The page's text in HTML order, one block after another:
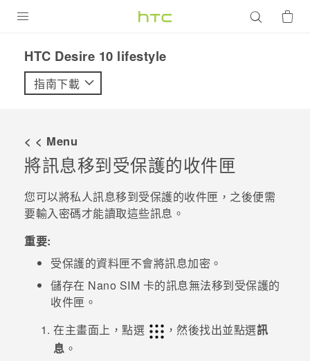
VIVE
配件
優惠專區
焦點訊息
校園專案
企業採購
銷售門市
支援服務
VIVELAND
HTC Desire 10 lifestyle‎
指南下載
< < Menu
將訊息移到受保護的收件匣
您可以將私人訊息移到受保護的收件匣，之後便需
要輸入密碼才能讀取這些訊息。
重要:
受保護的資料匣不會將訊息加密。
儲存在 Nano SIM 卡的訊息無法移到受保護的
收件匣。
在主畫面上，點選 ，然後找出並點選訊
息 。